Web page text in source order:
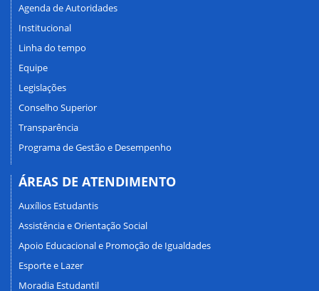
Agenda de Autoridades
Institucional
Linha do tempo
Equipe
Legislações
Conselho Superior
Transparência
Programa de Gestão e Desempenho
ÁREAS DE ATENDIMENTO
Auxílios Estudantis
Assistência e Orientação Social
Apoio Educacional e Promoção de Igualdades
Esporte e Lazer
Moradia Estudantil